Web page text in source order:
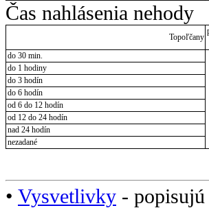
Čas nahlásenia nehody
Topoľčany
do 30 min.
do 1 hodiny
do 3 hodín
do 6 hodín
od 6 do 12 hodín
od 12 do 24 hodín
nad 24 hodín
nezadané
• Vysvetlivky -